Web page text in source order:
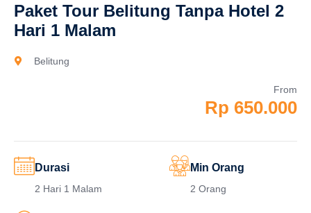
Paket Tour Belitung Tanpa Hotel 2
Hari 1 Malam
Belitung
From
Rp 650.000
Durasi
2 Hari 1 Malam
Min Orang
2 Orang